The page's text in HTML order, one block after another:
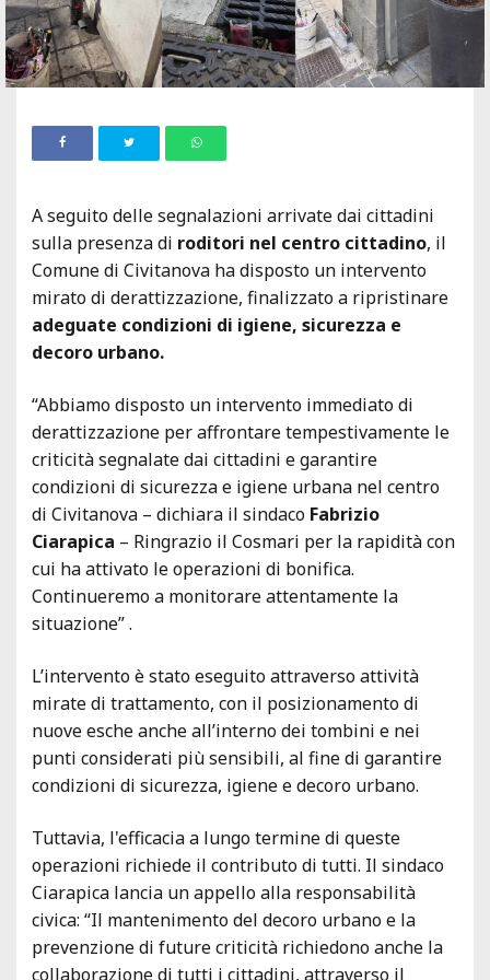
A seguito delle segnalazioni arrivate dai cittadini
sulla presenza di roditori nel centro cittadino, il
Comune di Civitanova ha disposto un intervento
mirato di derattizzazione, finalizzato a ripristinare
adeguate condizioni di igiene, sicurezza e
decoro urbano.
“Abbiamo disposto un intervento immediato di
derattizzazione per affrontare tempestivamente le
criticità segnalate dai cittadini e garantire
condizioni di sicurezza e igiene urbana nel centro
di Civitanova – dichiara il sindaco Fabrizio
Ciarapica – Ringrazio il Cosmari per la rapidità con
cui ha attivato le operazioni di bonifica.
Continueremo a monitorare attentamente la
situazione” .
L’intervento è stato eseguito attraverso attività
mirate di trattamento, con il posizionamento di
nuove esche anche all’interno dei tombini e nei
punti considerati più sensibili, al fine di garantire
condizioni di sicurezza, igiene e decoro urbano.
Tuttavia, l'efficacia a lungo termine di queste
operazioni richiede il contributo di tutti. Il sindaco
Ciarapica lancia un appello alla responsabilità
civica: “Il mantenimento del decoro urbano e la
prevenzione di future criticità richiedono anche la
collaborazione di tutti i cittadini, attraverso il